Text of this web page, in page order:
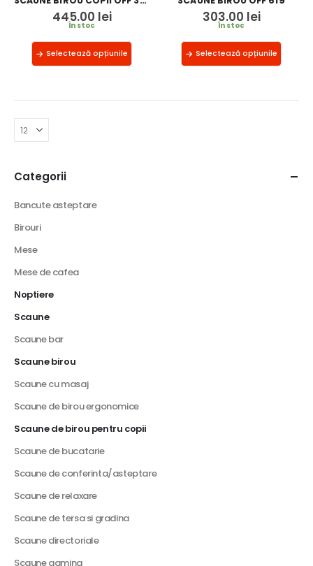
445.00 lei
În stoc
Selectează opțiunile
303.00 lei
În stoc
Selectează opțiunile
Categorii
Bancute asteptare
Birouri
Mese
Mese de cafea
Noptiere
Scaune
Scaune bar
Scaune birou
Scaune cu masaj
Scaune de birou ergonomice
Scaune de birou pentru copii
Scaune de bucatarie
Scaune de conferinta/asteptare
Scaune de relaxare
Scaune de tersa si gradina
Scaune directoriale
Scaune gaming